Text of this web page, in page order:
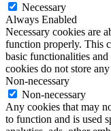
Necessary
Always Enabled
Necessary cookies are
function properly. This
basic functionalities
cookies do not store
Non-necessary
Non-necessary
Any cookies that may
to function and is used